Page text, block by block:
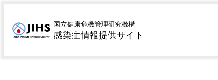
国立健康危機管理研究機構
感染症情報提供サイト
トップページ>サーベイランス>病原微生物検出情報
(IASR)>動物におけるSFTSV感染（2024年12月末現